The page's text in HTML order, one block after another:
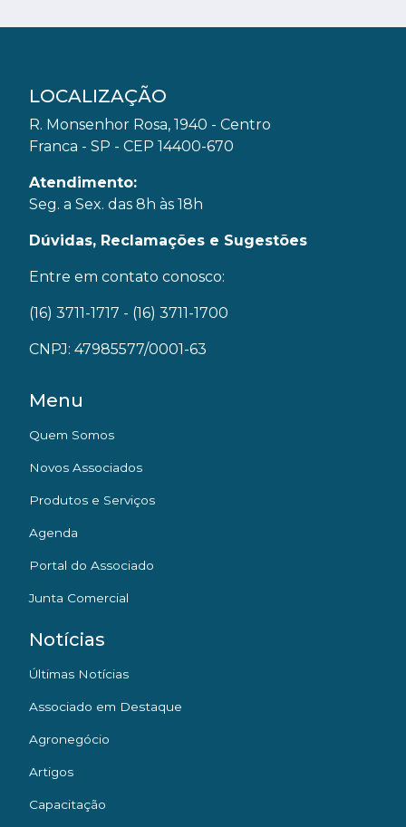
LOCALIZAÇÃO
R. Monsenhor Rosa, 1940 - Centro
Franca - SP - CEP 14400-670
Atendimento:
Seg. a Sex. das 8h às 18h
Dúvidas, Reclamações e Sugestões
Entre em contato conosco:
(16) 3711-1717 - (16) 3711-1700
CNPJ: 47985577/0001-63
Menu
Quem Somos
Novos Associados
Produtos e Serviços
Agenda
Portal do Associado
Junta Comercial
Notícias
Últimas Notícias
Associado em Destaque
Agronegócio
Artigos
Capacitação